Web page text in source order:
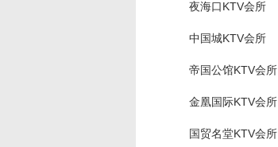
夜海口KTV会所
中国城KTV会所
帝国公馆KTV会所
金凰国际KTV会所
国贸名堂KTV会所